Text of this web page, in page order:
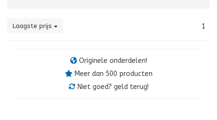
Laagste prijs 1
Originele onderdelen!
Meer dan 500 producten
Niet goed? geld terug!